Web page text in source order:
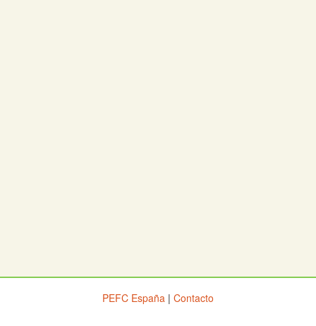
PEFC España | Contacto